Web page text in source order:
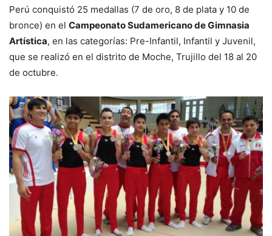
Perú conquistó 25 medallas (7 de oro, 8 de plata y 10 de
bronce) en el Campeonato Sudamericano de Gimnasia
Artística, en las categorías: Pre-Infantil, Infantil y Juvenil,
que se realizó en el distrito de Moche, Trujillo del 18 al 20
de octubre.